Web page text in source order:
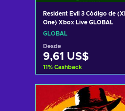
Resident Evil 3 Código de
One) Xbox Live GLOBAL
GLOBAL
Desde
9,61 US$
11% Cashback
Añadir al carrito
Ver ofertas